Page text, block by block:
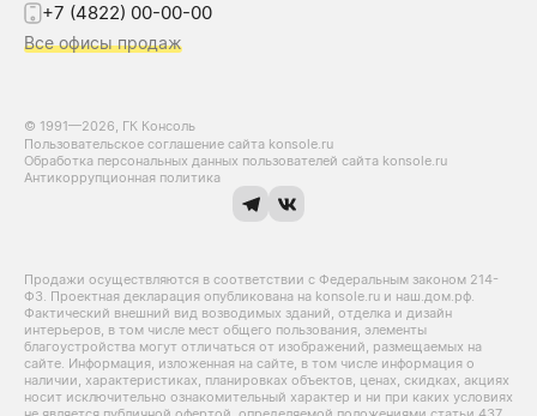
+7 (4822) 00-00-00
Все офисы продаж
© 1991—2026, ГК Консоль
Пользовательское соглашение сайта konsole.ru
Обработка персональных данных пользователей сайта konsole.ru
Антикоррупционная политика
Продажи осуществляются в соответствии с Федеральным законом 214-
Ф3. Проектная декларация опубликована на konsole.ru и наш.дом.рф.
Фактический внешний вид возводимых зданий, отделка и дизайн
интерьеров, в том числе мест общего пользования, элементы
благоустройства могут отличаться от изображений, размещаемых на
сайте. Информация, изложенная на сайте, в том числе информация о
наличии, характеристиках, планировках объектов, ценах, скидках, акциях
носит исключительно ознакомительный характер и ни при каких условиях